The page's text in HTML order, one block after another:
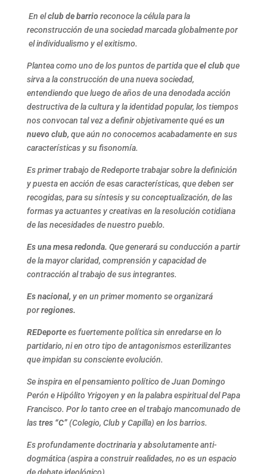
En elclub de barrioreconoce la célula para la
reconstrucción de una sociedad marcada globalmente por
el individualismo y el exitismo.
Plantea como uno de los puntos de partida queel club que
sirva a la construcción de una nueva sociedad,
entendiendo que luego de años de una denodada acción
destructiva de la cultura y la identidad popular, los tiempos
nos convocan tal vez a definir objetivamente qué esun
nuevo club, que aún no conocemos acabadamente en sus
características y su fisonomía.
Es primer trabajo de Redeporte trabajar sobre la definición
y puesta en acción de esas características, que deben ser
recogidas, para su síntesis y su conceptualización, de las
formas ya actuantes y creativas en la resolución cotidiana
de las necesidades de nuestro pueblo.
Es una mesa redonda. Que generará su conducción a partir
de la mayor claridad, comprensión y capacidad de
contracción al trabajo de sus integrantes.
Es nacional, y en un primer momento se organizará
porregiones.
REDeportees fuertemente política sin enredarse en lo
partidario, ni en otro tipo de antagonismos esterilizantes
que impidan su consciente evolución.
Se inspira en el pensamiento político de Juan Domingo
Perón e Hipólito Yrigoyen y en la palabra espiritual del Papa
Francisco. Por lo tanto cree en el trabajo mancomunado de
lastres “C”(Colegio, Club y Capilla) en los barrios.
Es profundamente doctrinaria y absolutamente anti-
dogmática (aspira a construir realidades, no es un espacio